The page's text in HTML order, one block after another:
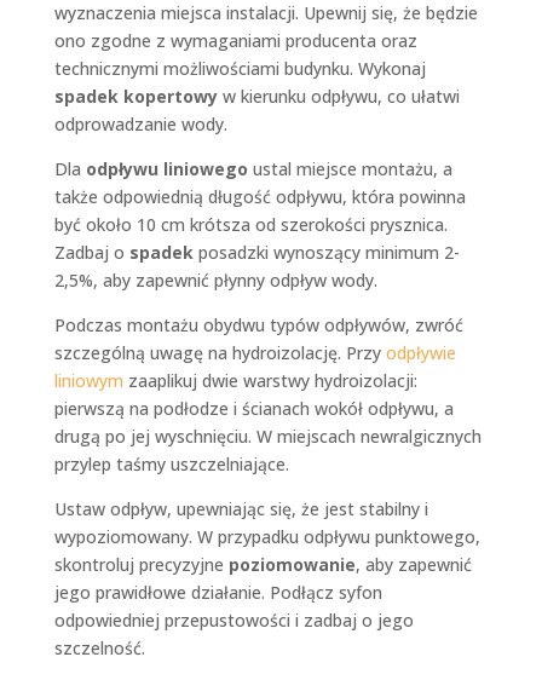
wyznaczenia miejsca instalacji. Upewnij się, że będzie
ono zgodne z wymaganiami producenta oraz
technicznymi możliwościami budynku. Wykonaj
spadek kopertowyw kierunku odpływu, co ułatwi
odprowadzanie wody.
Dla odpływu liniowego ustal miejsce montażu, a
także odpowiednią długość odpływu, która powinna
być około 10 cm krótsza od szerokości prysznica.
Zadbaj o spadekposadzki wynoszący minimum 2-
2,5%, aby zapewnić płynny odpływ wody.
Podczas montażu obydwu typów odpływów, zwróć
szczególną uwagę na hydroizolację. Przy odpływie
liniowym zaaplikuj dwie warstwy hydroizolacji:
pierwszą na podłodze i ścianach wokół odpływu, a
drugą po jej wyschnięciu. W miejscach newralgicznych
przylep taśmy uszczelniające.
Ustaw odpływ, upewniając się, że jest stabilny i
wypoziomowany. W przypadku odpływu punktowego,
skontroluj precyzyjne poziomowanie, aby zapewnić
jego prawidłowe działanie. Podłącz syfon
odpowiedniej przepustowości i zadbaj o jego
szczelność.